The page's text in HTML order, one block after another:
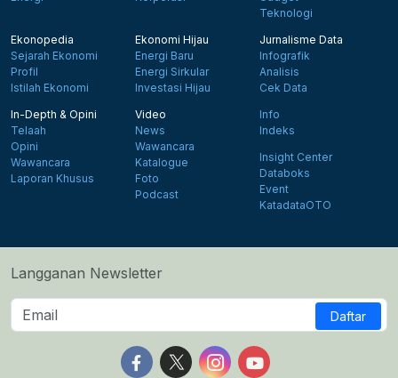
Teknologi
Ekonopedia
Sejarah Ekonomi
Profil
Istilah Ekonomi
Ekonomi Hijau
Energi Baru
Energi Sirkular
Investasi Hijau
Jurnalisme Data
Infografik
Analisis
Cek Data
In-Depth & Opini
Telaah
Opini
Wawancara
Laporan Khusus
Video
News
Wawancara
Katalogue
Foto
Podcast
Info
Indeks
Insight Center
Databoks
Event
KatadataOTO
Langganan Newsletter
Daftar
Follow us on Facebook
Follow us on X
Follow us on Instagram
Follow us on